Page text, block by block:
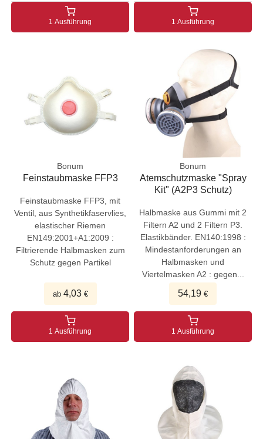
1 Ausführung 1 Ausführung
Bonum
Feinstaubmaske FFP3
Feinstaubmaske FFP3, mit
Ventil, aus Synthetikfaservlies,
elastischer Riemen
EN149:2001+A1:2009 :
Filtrierende Halbmasken zum
Schutz gegen Partikel
ab 4,03€
1 Ausführung
Bonum
Atemschutzmaske "Spray
Kit" (A2P3 Schutz)
Halbmaske aus Gummi mit 2
Filtern A2 und 2 Filtern P3.
Elastikbänder. EN140:1998 :
Mindestanforderungen an
Halbmasken und
Viertelmasken A2 : gegen...
54,19 €
1 Ausführung